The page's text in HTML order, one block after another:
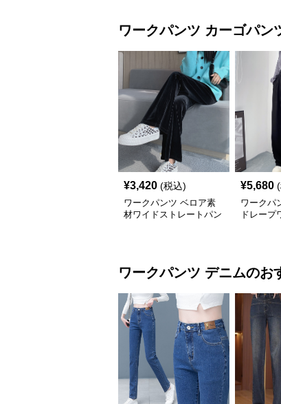
ワークパンツ カーゴパン
¥3,420 (税込)
ワークパンツ ベロア素
材ワイドストレートパン
¥5,680
ワークパ
ドレープ
ワークパンツ デニムのお